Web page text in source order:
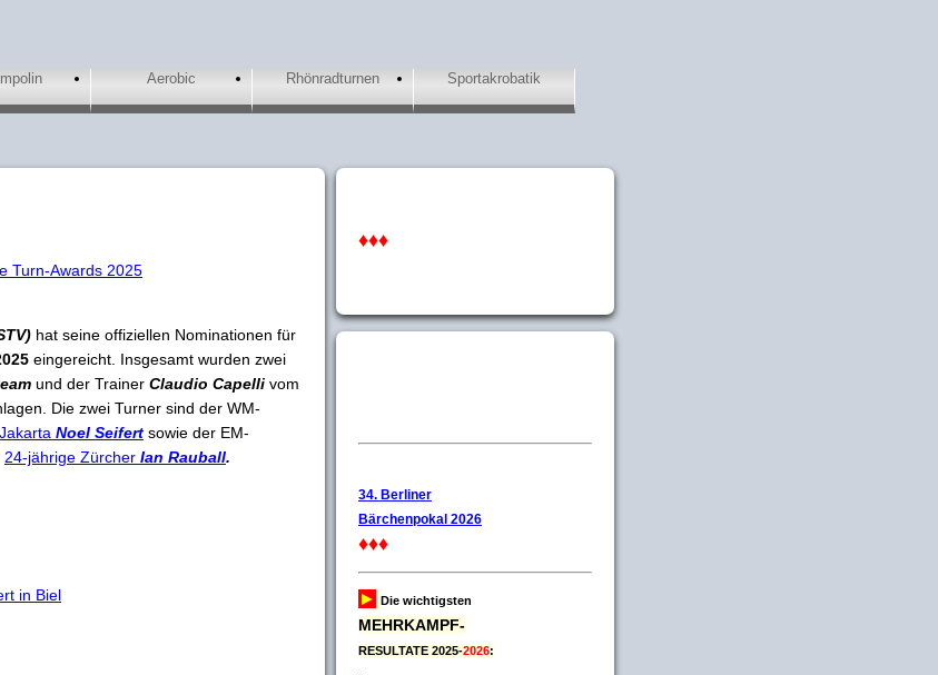
Aerobic Rhönradturnen Sportakrobatik
Turn-Awards 2025
hat seine offiziellen Nominationen für
eingereicht. Insgesamt wurden zwei
und der Trainer Claudio Capelli vom
Die zwei Turner sind der WM-
Noel Seifert sowie der EM-
24-jährige Zürcher Ian Rauball.
in Biel
♦♦♦
34. Berliner
Bärchenpokal 2026
♦♦♦
► Die wichtigsten
MEHRKAMPF-
RESULTATE 2025-2026: